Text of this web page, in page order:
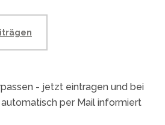
- jetzt eintragen und bei
per Mail informiert